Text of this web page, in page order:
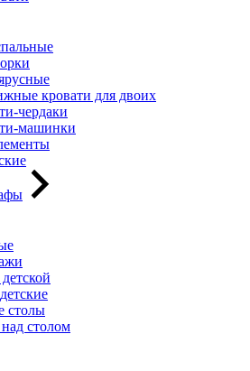
кровати для двоих
чердаки
машинки
столы
столом